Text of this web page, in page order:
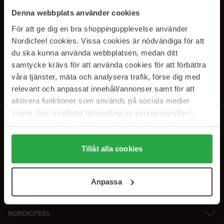
Denna webbplats använder cookies
För att ge dig en bra shoppingupplevelse använder
Nordicfeel cookies. Vissa cookies är nödvändiga för att
du ska kunna använda webbplatsen, medan ditt
samtycke krävs för att använda cookies för att förbättra
våra tjänster, mäta och analysera trafik, förse dig med
relevant och anpassat innehåll/annonser samt för att
aktivera funktioner som används på sociala medier
media (kan innefatta behandling av personuppgifter).
Genom att trycka på "Tillåt alla cookies" accepterar du
alla cookies, medan du under "Detaljer" kan anpassa
användningen av cookies. Du kan när som helst återkalla
samt vår Integritetspolicy.
Tillåt alla cookies
Anpassa
SUBSCRIBE TO OUR
NEWSLETTER
E-postadresse
Ved å abonnere godtar du vårpersonvernerklæring. Du kan melde deg
NORDICFEEL